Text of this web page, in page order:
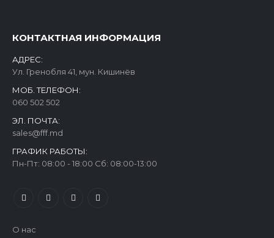
КОНТАКТНАЯ ИНФОРМАЦИЯ
АДРЕС:
Ул. Гренобля 41, мун. Кишинёв
МОБ. ТЕЛЕФОН:
060 502 502
ЭЛ. ПОЧТА:
sales@fff.md
ГРАФИК РАБОТЫ:
Пн-Пт: 08:00 - 18:00 Сб: 08:00-13:00
О нас